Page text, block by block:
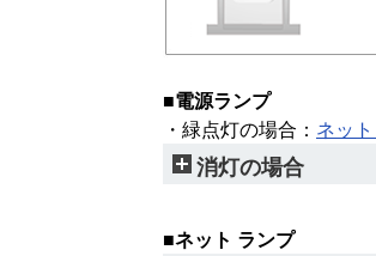
■電源ランプ
・緑点灯の場合： ネッ
消灯の場合
■ネット ランプ